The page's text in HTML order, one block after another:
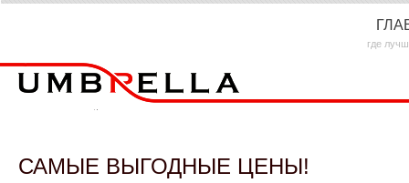
где
САМЫЕ ВЫГОДНЫЕ ЦЕНЫ!